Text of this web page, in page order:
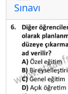
Sınavı